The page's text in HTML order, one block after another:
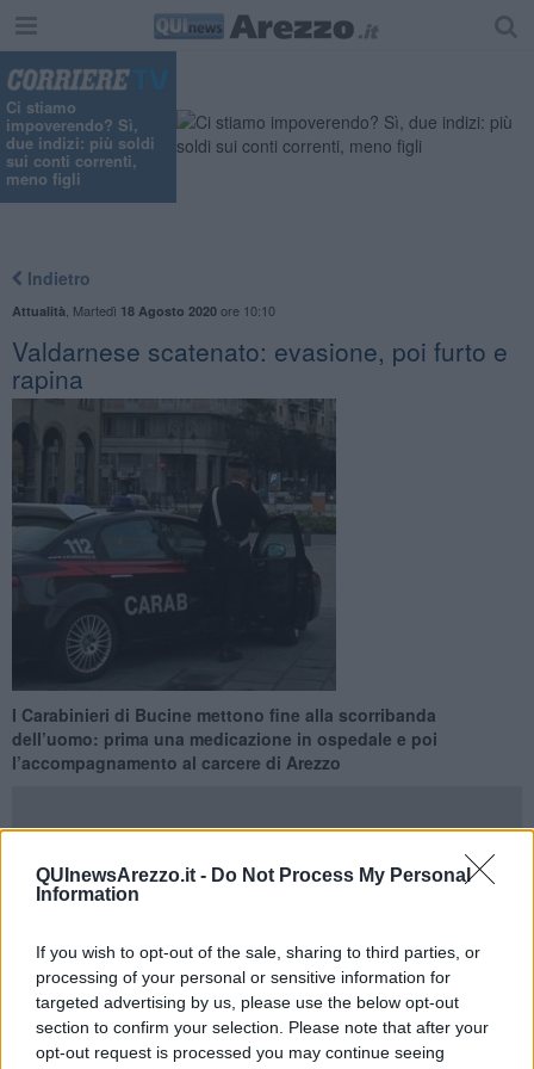
QUInewsArezzo.it - Do Not Process My Personal
Information
If you wish to opt-out of the sale, sharing to third parties, or
processing of your personal or sensitive information for
targeted advertising by us, please use the below opt-out
section to confirm your selection. Please note that after your
opt-out request is processed you may continue seeing
Ci stiamo
impoverendo? Sì,
due indizi: più soldi
sui conti correnti,
meno figli
Indietro
Attualità Martedì 18 Agosto 2020ore 10:10
Valdarnese scatenato: evasione, poi furto e
rapina
I Carabinieri di Bucine mettono fine alla scorribanda
dell’uomo: prima una medicazione in ospedale e poi
l’accompagnamento al carcere di Arezzo
un’ordinanza emessa dalla magistratura di sorveglianza di Firenze.
L’uomonato nel 1979, una decina di giorni fa era evaso dagli arresti
domiciliari ed aveva compiuto un furto in un bar nella zona di
Civitella in Val di Chiana dove, dove, approfittando di un attimo di